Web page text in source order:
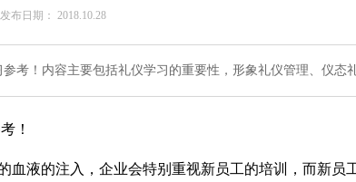
发布日期： 2018.10.28
考！内容主要包括礼仪学习的重要性，形象礼仪管理、仪态
！
液的注入，企业会特别重视新员工的培训，而新员